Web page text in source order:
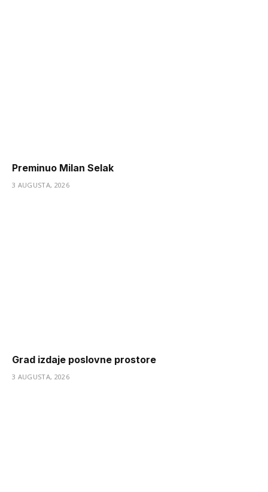
Preminuo Milan Selak
3 AUGUSTA, 2026
Grad izdaje poslovne prostore
3 AUGUSTA, 2026